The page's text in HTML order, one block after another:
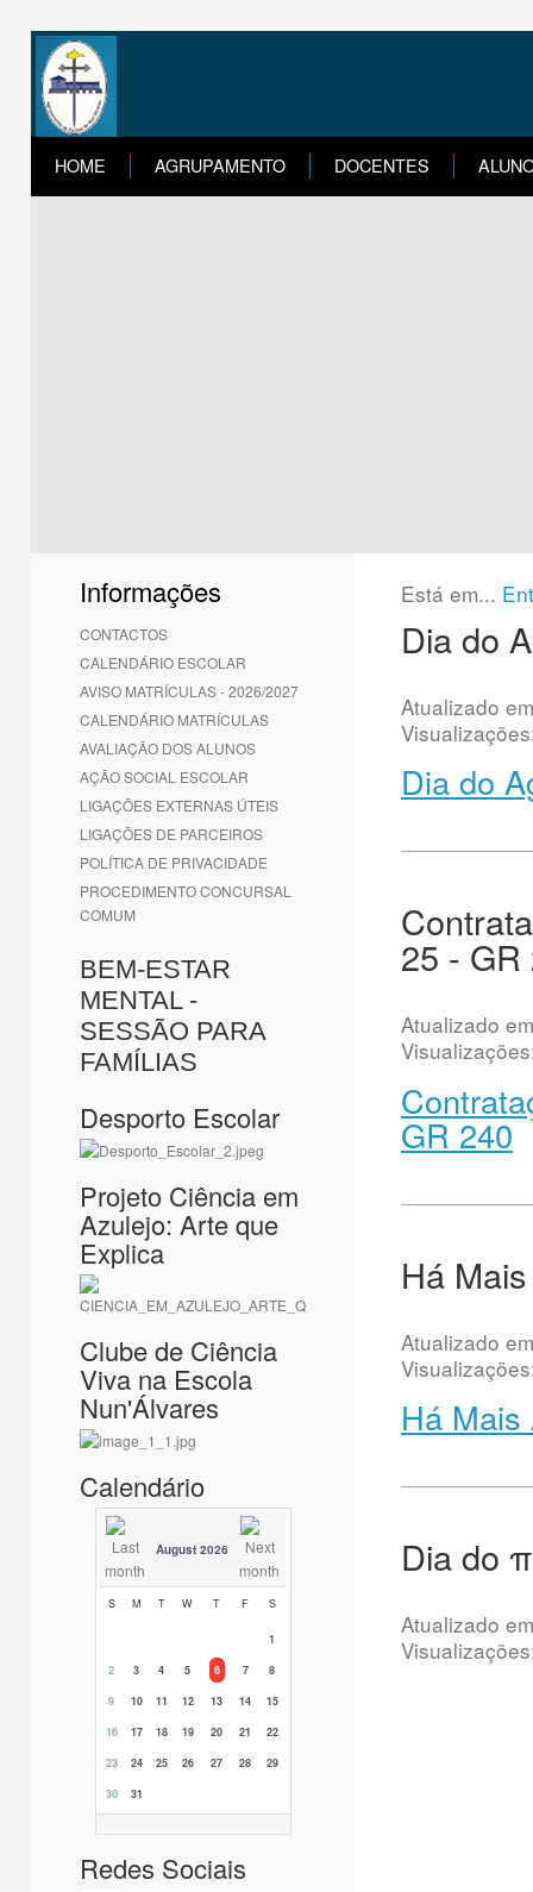
HOME AGRUPAMENTO DOCENTES
Informações
CONTACTOS
CALENDÁRIO ESCOLAR
AVISO MATRÍCULAS - 2026/2027
CALENDÁRIO MATRÍCULAS
AVALIAÇÃO DOS ALUNOS
AÇÃO SOCIAL ESCOLAR
LIGAÇÕES EXTERNAS ÚTEIS
LIGAÇÕES DE PARCEIROS
POLÍTICA DE PRIVACIDADE
PROCEDIMENTO CONCURSAL
COMUM
BEM-ESTAR
MENTAL -
SESSÃO PARA
FAMÍLIAS
Desporto Escolar
Projeto Ciência em
Azulejo: Arte que
Explica
Clube de Ciência
Viva na Escola
Nun'Álvares
Calendário
August 2026
S M T W T F S
1
2
3 4 5 6 7
8
9
10 11 12 13 14
15
16
17 18 19 20 21
22
23
24 25 26 27 28
29
30
31
Redes Sociais
Está em...
Dia do
Atualizado
Dia do
25 - GR
Atualizado
GR 240
Há
Atualizado
Há
Dia do π
Atualizado